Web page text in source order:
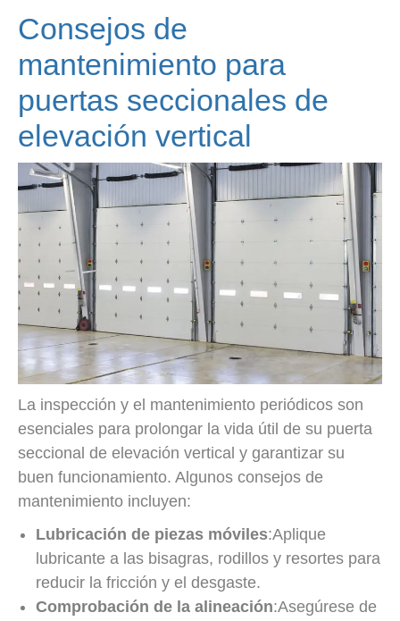
Consejos de
mantenimiento para
puertas seccionales de
elevación vertical
La inspección y el mantenimiento periódicos son
esenciales para prolongar la vida útil de su puerta
seccional de elevación vertical y garantizar su
buen funcionamiento. Algunos consejos de
mantenimiento incluyen:
Lubricación de piezas móviles:Aplique
lubricante a las bisagras, rodillos y resortes para
reducir la fricción y el desgaste.
Comprobación de la alineación:Asegúrese de